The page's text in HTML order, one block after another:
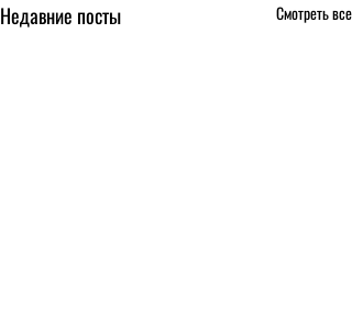
Недавние посты Смотреть все